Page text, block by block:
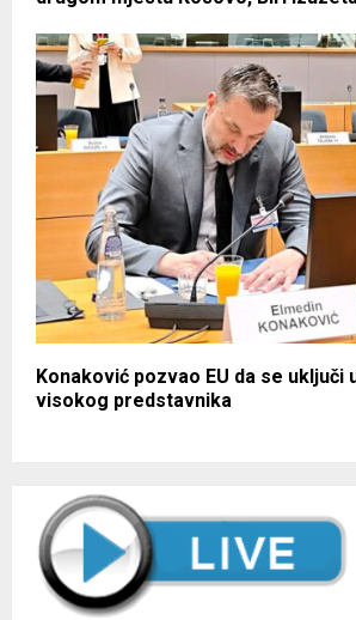
Konaković pozvao EU da se uključi
visokog predstavnika